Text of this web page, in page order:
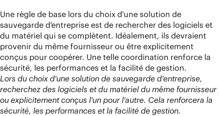
Une règle de base lors du choix d'une solution de
sauvegarde d'entreprise est de rechercher des logiciels et
du matériel qui se complètent. Idéalement, ils devraient
provenir du même fournisseur ou être explicitement
conçus pour coopérer. Une telle coordination renforce la
sécurité, les performances et la facilité de gestion.
Lors du choix d'une solution de sauvegarde d'entreprise,
recherchez des logiciels et du matériel du même fournisseur
ou explicitement conçus l'un pour l'autre. Cela renforcera la
sécurité, les performances et la facilité de gestion.